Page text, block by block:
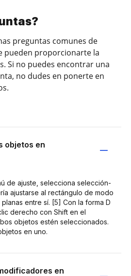
preguntas comunes de
pueden proporcionarte la
Si no puedes encontrar una
no dudes en ponerte en
objetos en
de ajuste, selecciona selección-
ajustarse al rectángulo de modo
entre sí. [5] Con la forma D
derecho con Shift en el
objetos estén seleccionados.
en uno.
en